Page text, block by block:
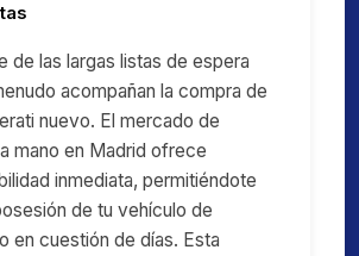
de las largas listas de espera
acompañan la compra de
nuevo. El mercado de
mano en Madrid ofrece
inmediata, permitiéndote
de tu vehículo de
en cuestión de días. Esta